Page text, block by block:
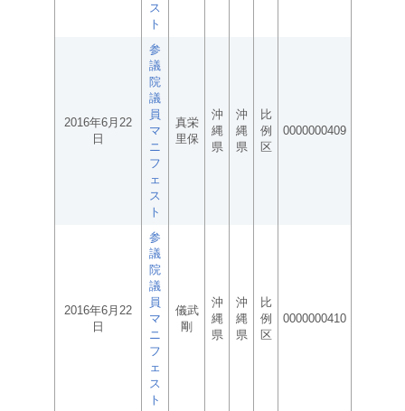
ス
ト
2016年6月22
日
参
議
院
議
員
マ
ニ
フ
ェ
ス
ト
真栄
里保
沖
縄
県
沖
縄
県
比
例
区
0000000409
2016年6月22
日
参
議
院
議
員
マ
ニ
フ
ェ
ス
ト
儀武
剛
沖
縄
県
沖
縄
県
比
例
区
0000000410